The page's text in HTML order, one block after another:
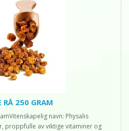
250 GRAM
navn: Physalis
proppfulle av viktige vitaminer og